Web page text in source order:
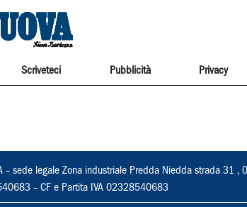
Scriveteci Pubblicità Privacy
– sede legale Zona industriale Predda Niedda strada 31
– CF e Partita IVA 02328540683